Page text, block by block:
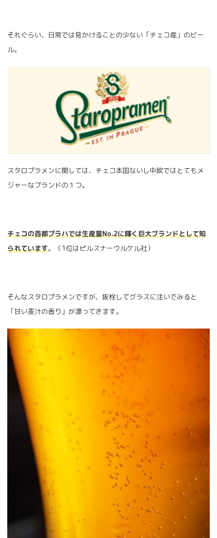
それぐらい、日常では見かけることの少ない「チェコ産」のビー
ル。
スタロプラメンに関しては、チェコ本国ないし中欧ではとてもメ
ジャーなブランドの１つ。
チェコの首都プラハでは生産量No.2に輝く巨大ブランドとして知
られています。（1位はピルスナーウルケル社）
そんなスタロプラメンですが、抜栓してグラスに注いでみると
「甘い麦汁の香り」が漂ってきます。